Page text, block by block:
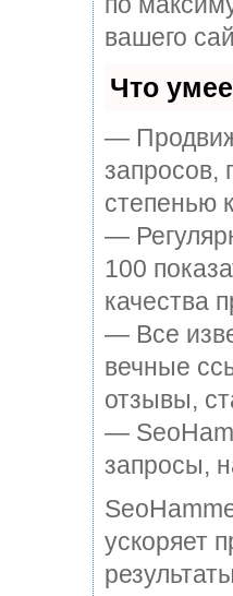
вашего
Что
—
запросов,
степенью
—
100
качества
— Все
вечные
отзывы,
—
запросы,
ускоряет